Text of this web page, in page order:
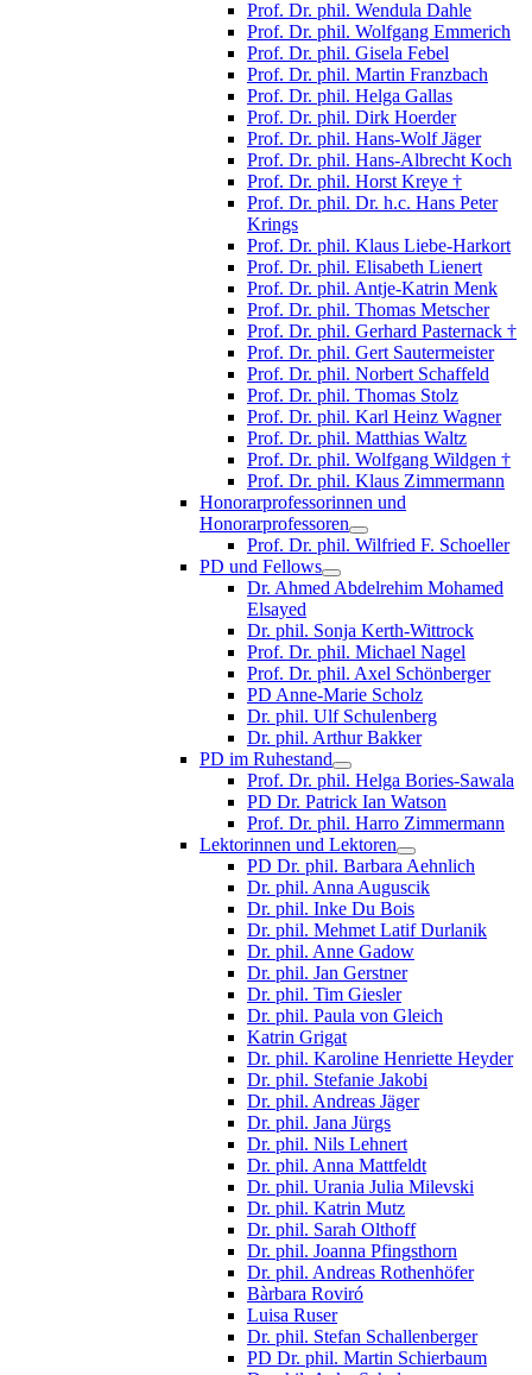
Prof. Dr. phil. Wendula Dahle
Prof. Dr. phil. Wolfgang Emmerich
Prof. Dr. phil. Gisela Febel
Prof. Dr. phil. Martin Franzbach
Prof. Dr. phil. Helga Gallas
Prof. Dr. phil. Dirk Hoerder
Prof. Dr. phil. Hans-Wolf Jäger
Prof. Dr. phil. Hans-Albrecht Koch
Prof. Dr. phil. Horst Kreye †
Prof. Dr. phil. Dr. h.c. Hans Peter
Krings
Prof. Dr. phil. Klaus Liebe-Harkort
Prof. Dr. phil. Elisabeth Lienert
Prof. Dr. phil. Antje-Katrin Menk
Prof. Dr. phil. Thomas Metscher
Prof. Dr. phil. Gerhard Pasternack †
Prof. Dr. phil. Gert Sautermeister
Prof. Dr. phil. Norbert Schaffeld
Prof. Dr. phil. Thomas Stolz
Prof. Dr. phil. Karl Heinz Wagner
Prof. Dr. phil. Matthias Waltz
Prof. Dr. phil. Wolfgang Wildgen †
Prof. Dr. phil. Klaus Zimmermann
Honorarprofessorinnen und
Honorarprofessoren
Prof. Dr. phil. Wilfried F. Schoeller
PD und Fellows
Dr. Ahmed Abdelrehim Mohamed
Elsayed
Dr. phil. Sonja Kerth-Wittrock
Prof. Dr. phil. Michael Nagel
Prof. Dr. phil. Axel Schönberger
PD Anne-Marie Scholz
Dr. phil. Ulf Schulenberg
Dr. phil. Arthur Bakker
PD im Ruhestand
Prof. Dr. phil. Helga Bories-Sawala
PD Dr. Patrick Ian Watson
Prof. Dr. phil. Harro Zimmermann
Lektorinnen und Lektoren
PD Dr. phil. Barbara Aehnlich
Dr. phil. Anna Auguscik
Dr. phil. Inke Du Bois
Dr. phil. Mehmet Latif Durlanik
Dr. phil. Anne Gadow
Dr. phil. Jan Gerstner
Dr. phil. Tim Giesler
Dr. phil. Paula von Gleich
Katrin Grigat
Dr. phil. Karoline Henriette Heyder
Dr. phil. Stefanie Jakobi
Dr. phil. Andreas Jäger
Dr. phil. Jana Jürgs
Dr. phil. Nils Lehnert
Dr. phil. Anna Mattfeldt
Dr. phil. Urania Julia Milevski
Dr. phil. Katrin Mutz
Dr. phil. Sarah Olthoff
Dr. phil. Joanna Pfingsthorn
Dr. phil. Andreas Rothenhöfer
Bàrbara Roviró
Luisa Ruser
Dr. phil. Stefan Schallenberger
PD Dr. phil. Martin Schierbaum